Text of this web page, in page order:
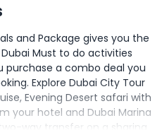
and Package gives you the
Must to do activities
purchase a combo deal you
Explore Dubai City Tour
Evening Desert safari with
your hotel and Dubai Marina
way transfer on a sharing